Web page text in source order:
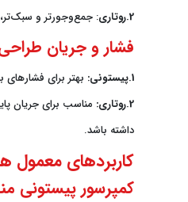
2.روتاری
: جمع‌وجورتر و سبک‌تر،
فشار و جریان
1.پیستونی:
بهتر برای فشارهای
2.روتاری:
مناسب برای جریان
داشته باشد.
کاربردهای معمول
کمپرسور پیستونی